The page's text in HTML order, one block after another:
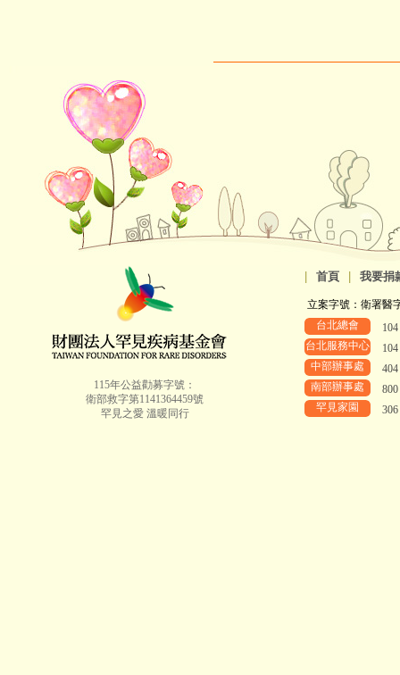
115年公益勸募字號：
衛部救字第1141364459號
罕見之愛 溫暖同行
首頁 我要捐
立案字號：衛署醫
台北總會
台北服務中心
中部辦事處
南部辦事處
罕見家園